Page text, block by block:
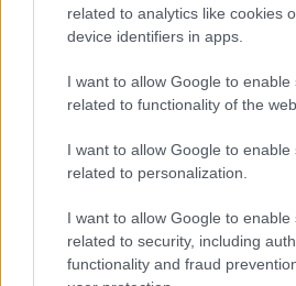
related to analytics like cookies
device identifiers in apps.
I want to allow Google to enable
related to functionality of the
I want to allow Google to enable
related to personalization.
I want to allow Google to enable
related to security, including
functionality and fraud
EZEK IS